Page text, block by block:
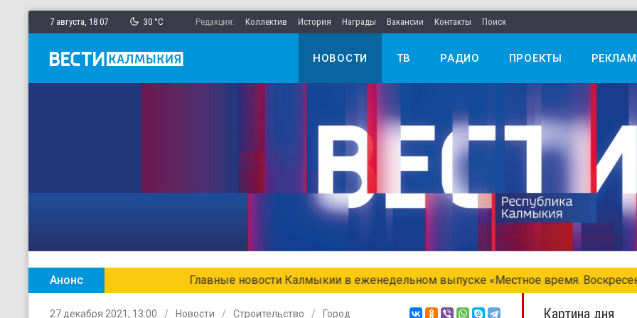
7 августа, 18:07 30 °C Редакция: Коллектив История Награды Вакансии Контакты Поиск
НОВОСТИ ТВ РАДИО ПРОЕКТЫ
Анонс Главные новости Калмыкии в еженедельном выпуске «Местное время. Воскресенье»
27 декабря 2021, 13:00 Новости Строительство Город Картина дня